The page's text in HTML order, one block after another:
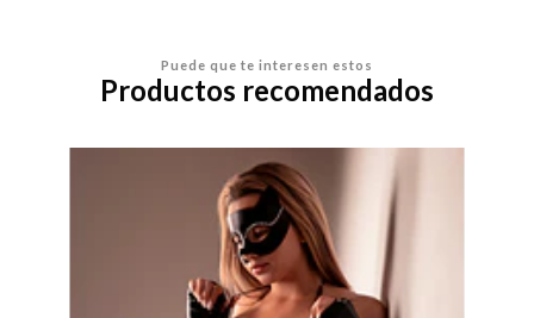
Puede que te interesen estos
Productos recomendados